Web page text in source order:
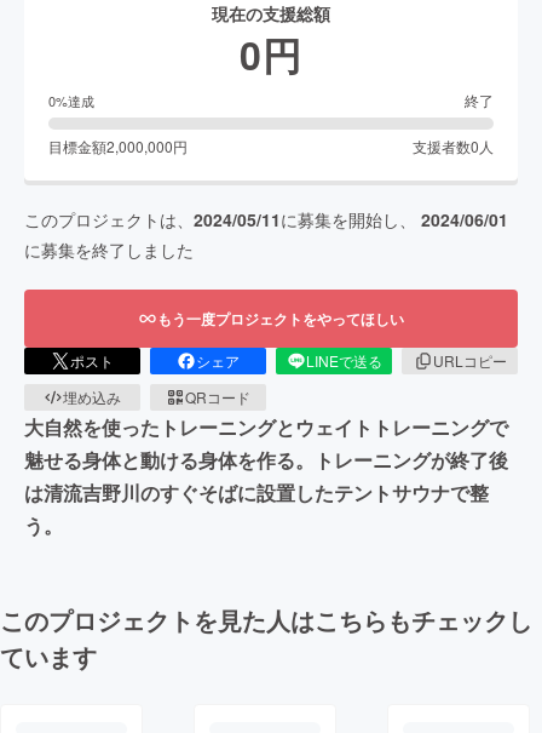
現在の支援総額
0円
0%達成 終了
目標金額2,000,000円 支援者数0 人
このプロジェクトは、 2024/05/11に募集を開始し、 2024/06/01
に募集を終了しました
もう一度プロジェクトをやってほしい
ポスト シェア LINEで送る
URLコピー
埋め込み
QRコード
大自然を使ったトレーニングとウェイトトレーニングで
魅せる身体と動ける身体を作る。トレーニングが終了後
は清流吉野川のすぐそばに設置したテントサウナで整
う。
このプロジェクトを見た人はこちらもチェックし
ています